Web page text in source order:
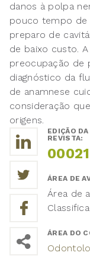
danos à polpa
pouco tempo de
preparo de
de baixo custo.
preocupação de
diagnóstico da
de anamnese
consideração
origens.
EDIÇÃO DA
REVISTA:
ÁREA DE
Área de
ÁREA DO